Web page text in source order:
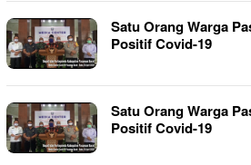
Satu Orang Warga
Positif Covid-19
Satu Orang Warga
Positif Covid-19